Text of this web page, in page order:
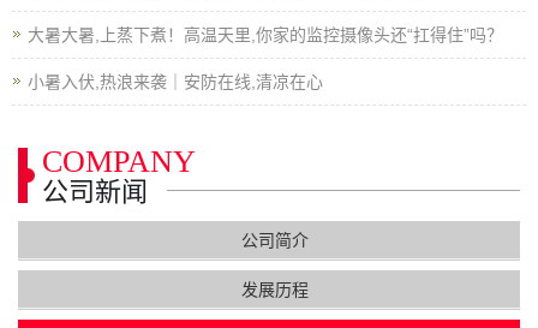
大暑大暑,上蒸下煮！高温天里,你家的监控摄像头还“扛得住”吗？
小暑入伏,热浪来袭｜安防在线,清凉在心
COMPANY
公司新闻
公司简介
发展历程